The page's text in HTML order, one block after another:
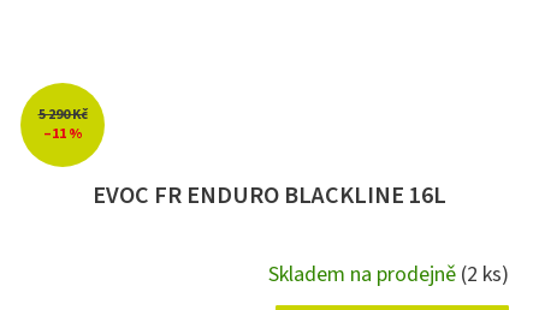
5 290 Kč
–11 %
EVOC FR ENDURO BLACKLINE 16L
Skladem na prodejně (2 ks)